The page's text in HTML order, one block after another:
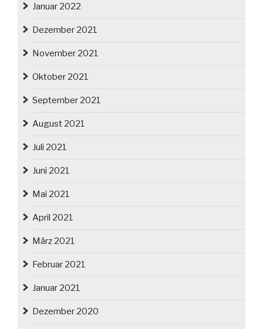
Januar 2022
Dezember 2021
November 2021
Oktober 2021
September 2021
August 2021
Juli 2021
Juni 2021
Mai 2021
April 2021
März 2021
Februar 2021
Januar 2021
Dezember 2020